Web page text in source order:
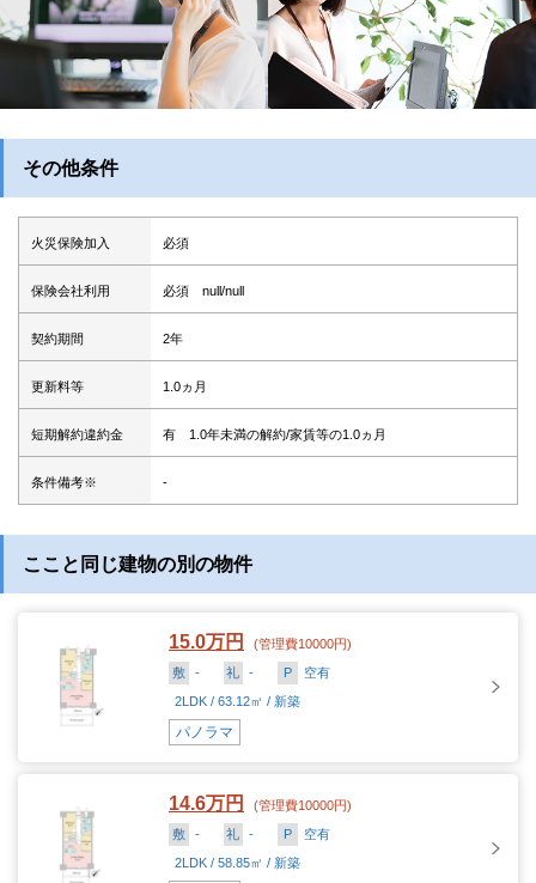
その他条件
火災保険加入 必須
保険会社利用 必須 null/null
契約期間 2年
更新料等 1.0ヵ月
短期解約違約金 有 1.0年未満の解約/家賃等の1.0ヵ月
条件備考※ -
ここと同じ建物の別の物件
15.0万円
(管理費10000円)
敷
- 礼 - P
空有
2LDK / 63.12㎡ / 新築
パノラマ
14.6万円
(管理費10000円)
敷
- 礼 - P
空有
2LDK / 58.85㎡ / 新築